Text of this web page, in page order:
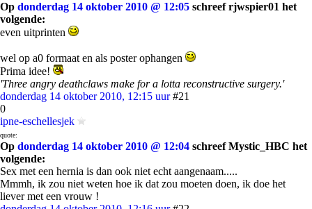
Op donderdag 14 oktober 2010 @ 12:05 schreef rjwspier01 het
volgende:
even uitprinten
wel op a0 formaat en als poster ophangen
Prima idee!
'Three angry deathclaws make for a lotta reconstructive surgery.'
donderdag 14 oktober 2010, 12:15 uur #21
0
ipne-eschellesjek
quote:
Op donderdag 14 oktober 2010 @ 12:04 schreef Mystic_HBC het
volgende:
Sex met een hernia is dan ook niet echt aangenaam.....
Mmmh, ik zou niet weten hoe ik dat zou moeten doen, ik doe het
liever met een vrouw !